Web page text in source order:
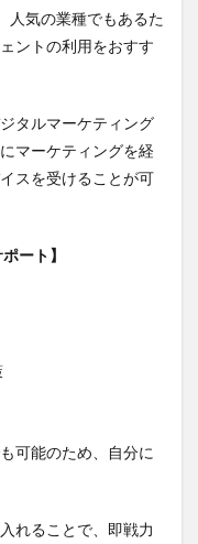
人気の業種でもあるた
ントの利用をおすす
タルマーケティング
マーケティングを経
スを受けることが可
ート】
可能のため、自分に
れることで、即戦力